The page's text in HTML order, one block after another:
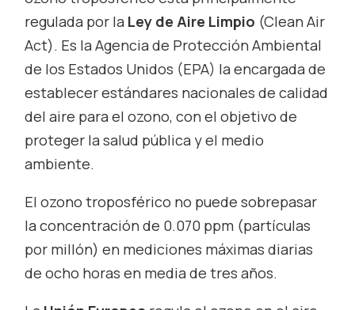
regulada por la Ley de Aire Limpio (Clean Air
Act). Es la Agencia de Protección Ambiental
de los Estados Unidos (EPA) la encargada de
establecer estándares nacionales de calidad
del aire para el ozono, con el objetivo de
proteger la salud pública y el medio
ambiente.
El ozono troposférico no puede sobrepasar
la concentración de 0.070 ppm (partículas
por millón) en mediciones máximas diarias
de ocho horas en media de tres años.